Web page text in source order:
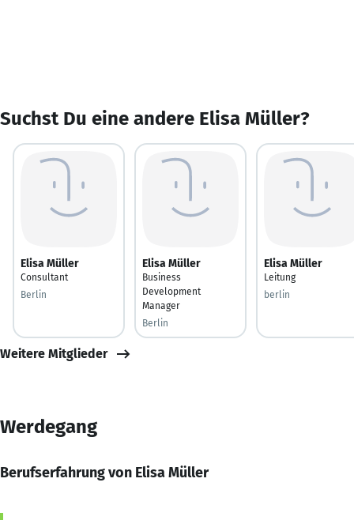
Suchst Du eine andere Elisa Müller?
Elisa Müller
Consultant
Berlin
Elisa Müller
Business
Development
Manager
Berlin
Elisa Müller
Leitung
berlin
Weitere Mitglieder
Werdegang
Berufserfahrung von Elisa Müller